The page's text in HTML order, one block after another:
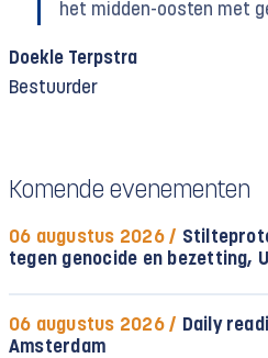
het midden-oosten met
Doekle Terpstra
Bestuurder
Komende evenementen
06 augustus 2026 /
tegen genocide en bezetting,
06 augustus 2026 / Daily
Amsterdam